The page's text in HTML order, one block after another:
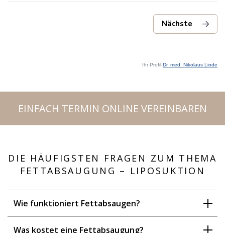
Ihr Profil Dr. med. Nikolaus Linde
EINFACH TERMIN ONLINE VEREINBAREN
DIE HÄUFIGSTEN FRAGEN ZUM THEMA
FETTABSAUGUNG – LIPOSUKTION
Wie funktioniert Fettabsaugen?
Was kostet eine Fettabsaugung?